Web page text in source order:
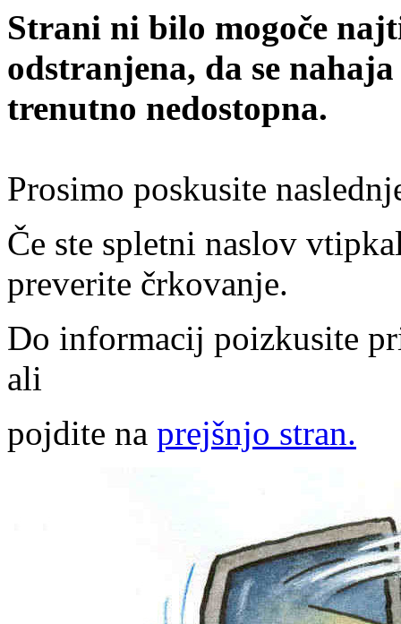
Strani ni bilo mogoče
odstranjena, da se
trenutno nedostopna.
Prosimo poskusite
Če ste spletni naslov
preverite črkovanje.
Do informacij poizkusite
ali
pojdite na prejšnjo stran.